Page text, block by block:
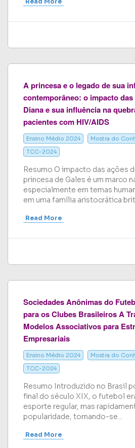
A princesa e o legado de sua
contemporâneo: o impacto
Diana e sua influência na
pacientes com HIV/AIDS
Ensino Médio 2024
Mostra do
TCC-2024
Resumo O impacto das ações
princesa de Gales é um marco
especialmente em temas
em uma família aristocrática
Read More
Sociedades Anônimas do
para os Clubes Brasileiros A
Modelos Associativos para
Empresariais
Ensino Médio 2024
Mostra do
TCC-2024
Resumo Introduzido no Brasil
final do século XIX, o futebol
esporte regular, mas
popularidade, tornando-se...
Read More